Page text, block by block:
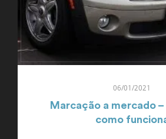
06/01/2021
Marcação a mercado –
como